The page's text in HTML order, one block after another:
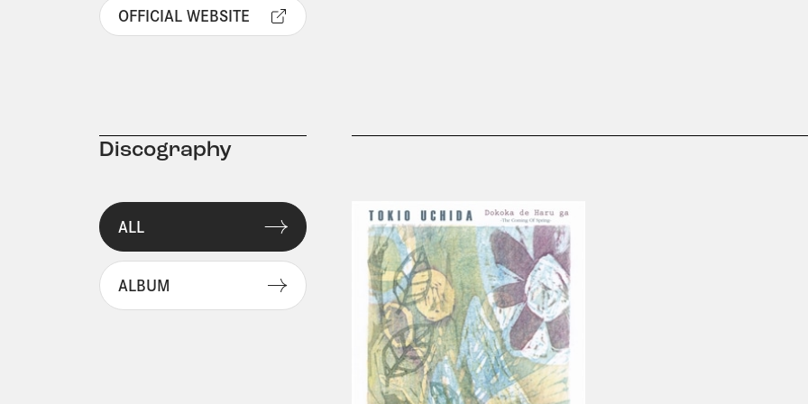
OFFICIAL WEBSITE
Discography
ALL
ALBUM